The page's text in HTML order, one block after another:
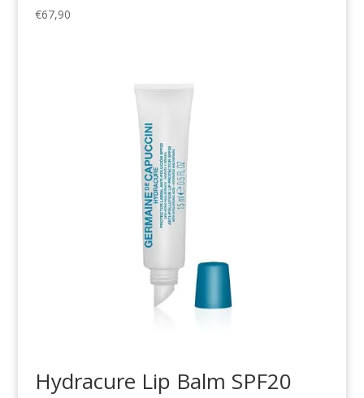
€67,90
Hydracure Lip Balm SPF20